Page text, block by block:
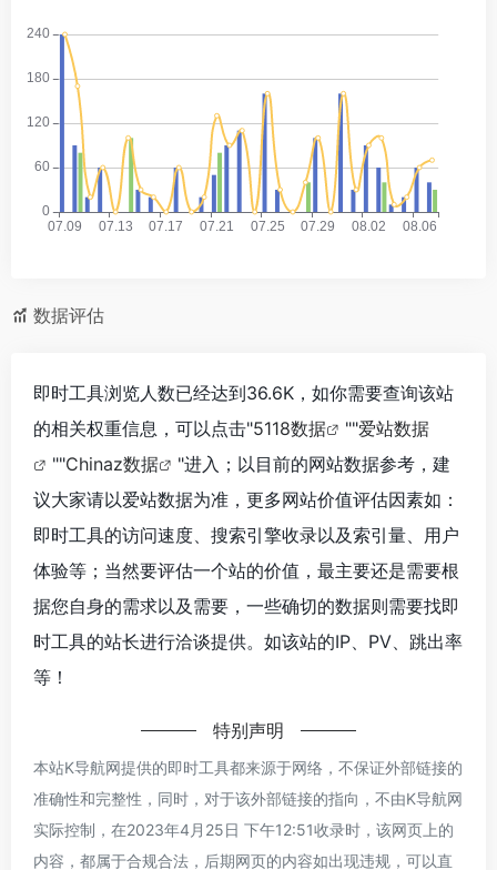
数据评估
即时工具浏览人数已经达到36.6K，如你需要查询该站
的相关权重信息，可以点击"5118数据 ""爱站数据
""Chinaz数据
"进入；以目前的网站数据参考，建
议大家请以爱站数据为准，更多网站价值评估因素如：
即时工具的访问速度、搜索引擎收录以及索引量、用户
体验等；当然要评估一个站的价值，最主要还是需要根
据您自身的需求以及需要，一些确切的数据则需要找即
时工具的站长进行洽谈提供。如该站的IP、PV、跳出率
等！
特别声明
本站K导航网提供的即时工具都来源于网络，不保证外部链接的
准确性和完整性，同时，对于该外部链接的指向，不由K导航网
实际控制，在2023年4月25日 下午12:51收录时，该网页上的
内容，都属于合规合法，后期网页的内容如出现违规，可以直